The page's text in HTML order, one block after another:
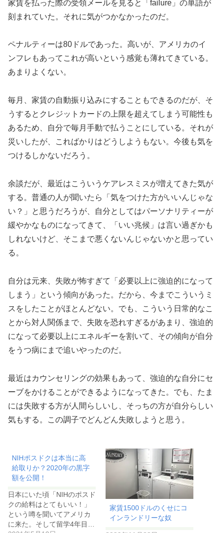
家賃を払った際の受領メールを見ると「failure」の単語が
刻まれていた。それに気がつかなかったのだ。
ペナルティーは80ドルであった。高いが、アメリカのイ
ンフレもあってこれが高いという感覚も薄れてきている。
あまりよくない。
毎月、家賃の自動振り込みにすることもできるのだが、そ
うするとクレジットカードの上限を超えてしまう可能性も
あるため、自分で毎月手動で払うことにしている。それが
災いしたが、こればかりはどうしようもない。今後も気を
つけるしかないだろう。
余談だが、最近はこういうケアレスミスが増えてきた気が
する。普通の人が聞いたら「気をつけた方がいいんじゃな
い？」と思うだろうが、自分としてはパーソナリティーが
緩やかなものになってきて、「いい兆候」は言い過ぎかも
しれないけど、そこまで悪くないんじゃないかと思ってい
る。
自分は元来、失敗が怖すぎて「必要以上に強迫的になって
しまう」という傾向があった。だから、今までこういうミ
スをしたことがほとんどない。でも、こういう日常的なこ
とから対人関係まで、失敗を恐れすぎるがあまり、強迫的
になって必要以上にエネルギーを割いて、その傾向が自分
をうつ病にまで追いやったのだ。
最近はカウンセリングの効果もあって、強迫的な自分にセ
ーブをかけることができるようになってきた。でも、たま
には失敗する方が人間らしいし、そっちの方が自分らしい
気もする。この調子でどんどん失敗しようと思う。
NIHポスドクは本当に高
給取りか？2020年の黒字
額を公開！
日本にいた頃「NIHのポスド
クの給料はとてもいい！」
という噂を聞いてアメリカ
に来た。そして留学4年目…
家賃1500ドルのくせにコ
インランドリーな奴